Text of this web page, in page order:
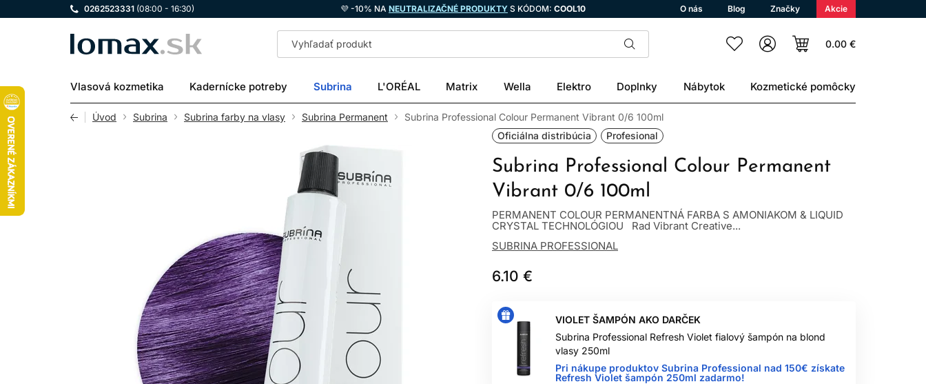
0262523331 (08:00 - 16:30) 💜 -10% NA NEUTRALIZAČNÉ PRODUKTY S KÓDOM: COOL10 O nás Blog Značky Akcie
LOMAX 0.00 €
Vlasová kozmetika Kadernícke potreby Subrina L'ORÉAL Matrix Wella Elektro Doplnky Nábytok Kozmetické pomôcky
Úvod Subrina Subrina farby na vlasy Subrina Permanent
Subrina Professional Colour Permanent Vibrant 0/6 100ml
Oficiálna distribúcia
Profesional
Subrina Professional Colour Permanent
Vibrant 0/6 100ml
PERMANENT COLOUR PERMANENTNÁ FARBA S AMONIAKOM & LIQUID
CRYSTAL TECHNOLÓGIOU Rad Vibrant Creative...
SUBRINA PROFESSIONAL
6.10 €
VIOLET ŠAMPÓN AKO DARČEK
Subrina Professional Refresh Violet fialový šampón na blond
vlasy 250ml
Pri nákupe produktov Subrina Professional nad 150€ získate
Refresh Violet šampón 250ml zadarmo!